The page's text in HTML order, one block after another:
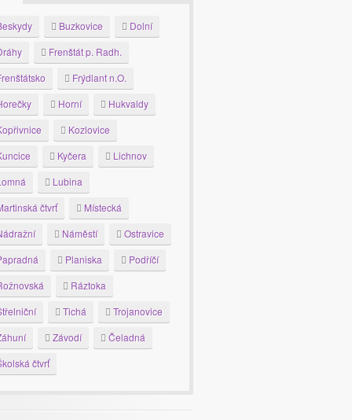
Buzkovice
Dolní
Frenštát p. Radh.
Frýdlant n.O.
Horní
Hukvaldy
Kozlovice
Kyčera
Lichnov
Lubina
čtvrť
Místecká
Náměstí
Ostravice
Planiska
Podříčí
Ráztoka
Tichá
Trojanovice
Závodí
Čeladná
čtvrť